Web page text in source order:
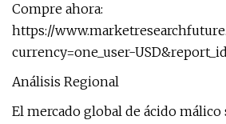
Compre ahora:
https://
currency=one_user-
Análisis Regional
El mercado global de ácido málico